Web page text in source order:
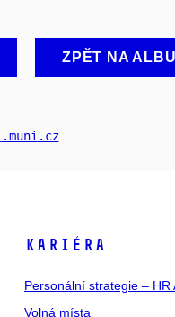
ZPĚT NA
.muni .cz
KARIÉRA
Personální strategie – HR
Volná místa